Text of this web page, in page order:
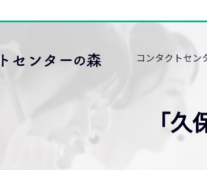
コンタクトセン
「